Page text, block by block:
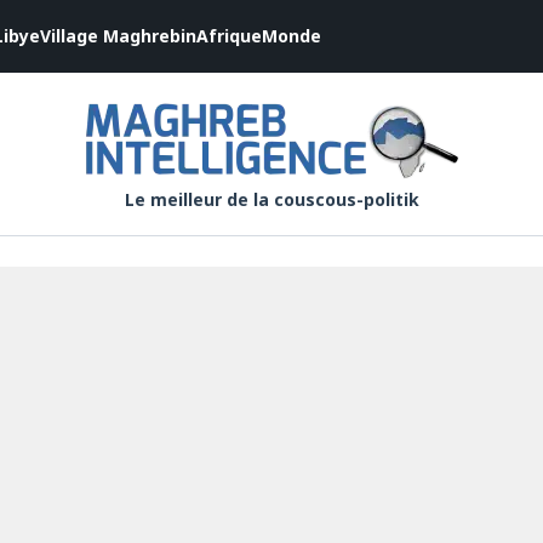
Village MaghrebinAfriqueMonde
Le meilleur de la couscous-politik